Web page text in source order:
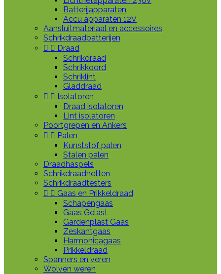
Batterijapparaten
Accu apparaten 12V
Aansluitmateriaal en accessoires
Schrikdraadbatterijen
  Draad
Schrikdraad
Schrikkoord
Schriklint
Gladdraad
  Isolatoren
Draad isolatoren
Lint isolatoren
Poortgrepen en Ankers
  Palen
Kunststof palen
Stalen palen
Draadhaspels
Schrikdraadnetten
Schrikdraadtesters
  Gaas en Prikkeldraad
Schapengaas
Gaas Gelast
Gardenplast Gaas
Zeskantgaas
Harmonicagaas
Prikkeldraad
Spanners en veren
Wolven weren